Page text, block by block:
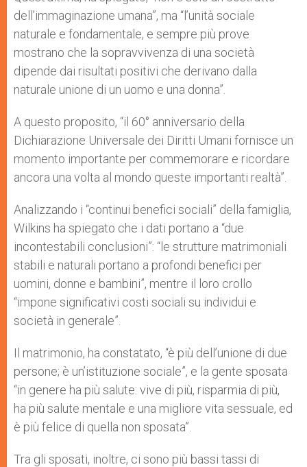
dell’immaginazione umana”, ma “l’unità sociale
naturale e fondamentale, e sempre più prove
mostrano che la sopravvivenza di una società
dipende dai risultati positivi che derivano dalla
naturale unione di un uomo e una donna”.
A questo proposito, “il 60° anniversario della
Dichiarazione Universale dei Diritti Umani fornisce un
momento importante per commemorare e ricordare
ancora una volta al mondo queste importanti realtà”.
Analizzando i “continui benefici sociali” della famiglia,
Wilkins ha spiegato che i dati portano a “due
incontestabili conclusioni”: “le strutture matrimoniali
stabili e naturali portano a profondi benefici per
uomini, donne e bambini”, mentre il loro crollo
“impone significativi costi sociali su individui e
società in generale”.
Il matrimonio, ha constatato, “è più dell’unione di due
persone; è un’istituzione sociale”, e la gente sposata
“in genere ha più salute: vive di più, risparmia di più,
ha più salute mentale e una migliore vita sessuale, ed
è più felice di quella non sposata”.
Tra gli sposati, inoltre, ci sono più bassi tassi di